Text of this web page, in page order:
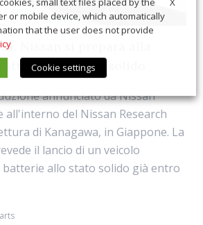
Nissan si prepara alla
allo stato solido
annunciato da Nissan
del Nissan Research
di Kanagawa, in Giappone. La
il lancio di un veicolo
allo stato solido già entro
or mobile device, which automatically
that the user does not provide
Cookie settings